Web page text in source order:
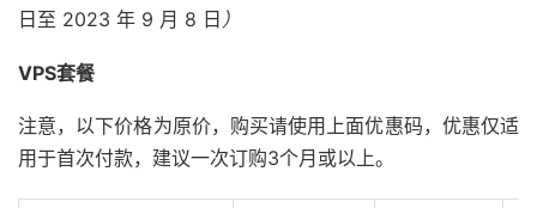
日至 2023 年 9 月 8 日 ）
VPS套餐
注意，以下价格为原价，购买请使用上面优惠码，优惠仅适
用于首次付款，建议一次订购3个月或以上。